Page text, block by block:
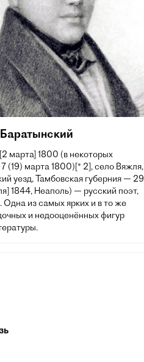
марта] 1800 (в некоторых
7 (19) марта 1800)[* 2], село Вяжля,
уезд, Тамбовская губерния — 29
1844, Неаполь) — русский поэт,
Одна из самых ярких и в то же
и недооценённых фигур